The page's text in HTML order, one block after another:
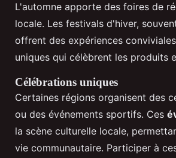
L'automne apporte des foires de
locale. Les festivals d'hiver,
offrent des expériences
uniques qui célèbrent les produits
Célébrations uniques
Certaines régions organisent des
ou des événements sportifs. Ces
la scène culturelle locale,
vie communautaire. Participer à